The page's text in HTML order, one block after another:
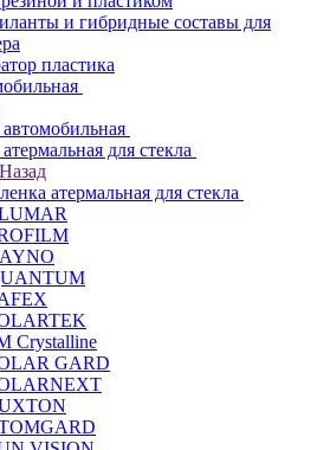
и гибридные составы для
пластика
для стекла
Назад
атермальная для стекла
Crystalline
GARD